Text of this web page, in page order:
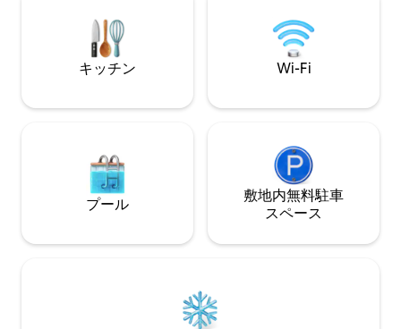
ドの海水システムが備わっています。16
フィートの丸いプールで、深さは52イン
チ、毎週専門的に清掃・メンテナンスさ
れています。
り、ハドソン川の
ウォークウェイを
スカイラインを眺
キッチン Wi-Fi
プール
敷地内無料駐⁠車
ス⁠ペ⁠ー⁠ス